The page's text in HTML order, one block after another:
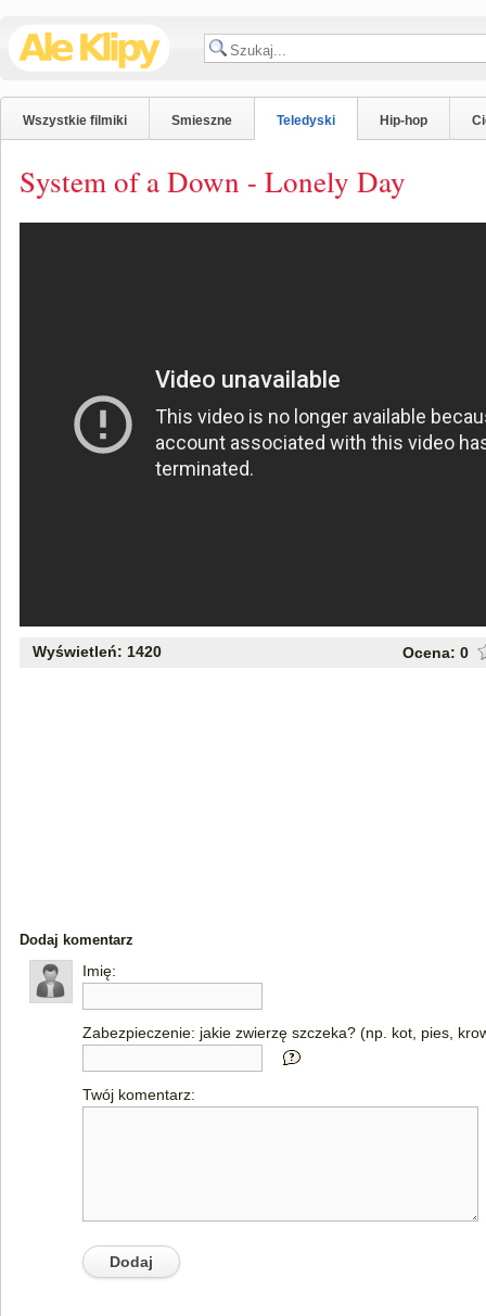
Wszystkie filmiki Smieszne Teledyski Hip-hop
System of a Down - Lonely Day
Wyświetleń: 1420 Ocena: 0
Dodaj komentarz
Imię:
Zabezpieczenie: jakie zwierzę szczeka? (np. kot, pies,
Twój komentarz: